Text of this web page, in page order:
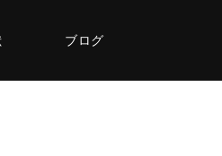
ブログ